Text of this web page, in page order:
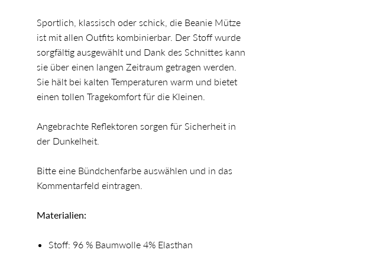
Sportlich, klassisch oder schick, die Beanie Mütze
ist mit allen Outfits kombinierbar. Der Stoff wurde
sorgfältig ausgewählt und Dank des Schnittes kann
sie über einen langen Zeitraum getragen werden.
Sie hält bei kalten Temperaturen warm und bietet
einen tollen Tragekomfort für die Kleinen.
Angebrachte Reflektoren sorgen für Sicherheit in
der Dunkelheit.
Bitte eine Bündchenfarbe auswählen und in das
Kommentarfeld eintragen.
Materialien:
Stoff: 96 % Baumwolle 4% Elasthan